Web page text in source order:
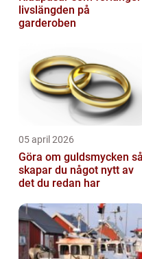
livslängden på
garderoben
05 april 2026
Göra om guldsmycken så
skapar du något nytt av
det du redan har